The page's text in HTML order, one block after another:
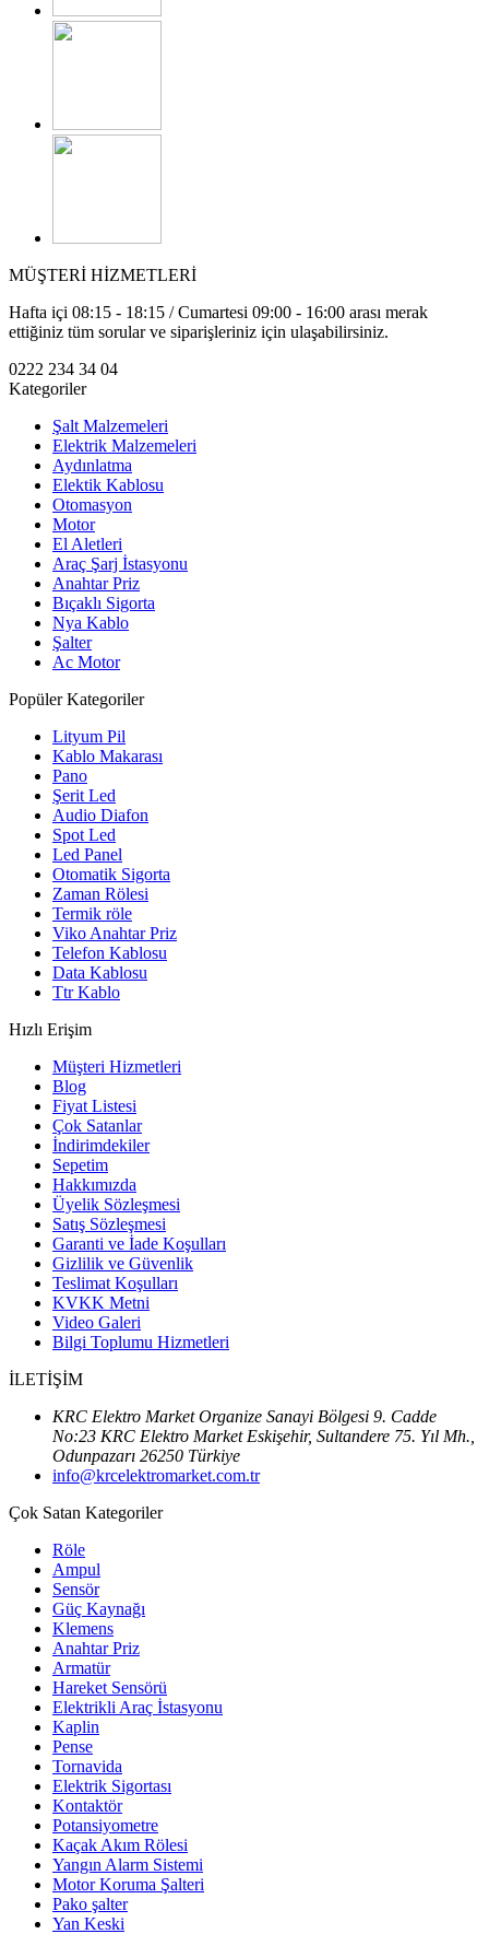
MÜŞTERİ HİZMETLERİ
Hafta içi 08:15 - 18:15 / Cumartesi 09:00 - 16:00 arası merak
ettiğiniz tüm sorular ve siparişleriniz için ulaşabilirsiniz.
0222 234 34 04
Kategoriler
Şalt Malzemeleri
Elektrik Malzemeleri
Aydınlatma
Elektik Kablosu
Otomasyon
Motor
El Aletleri
Araç Şarj İstasyonu
Anahtar Priz
Bıçaklı Sigorta
Nya Kablo
Şalter
Ac Motor
Popüler Kategoriler
Lityum Pil
Kablo Makarası
Pano
Şerit Led
Audio Diafon
Spot Led
Led Panel
Otomatik Sigorta
Zaman Rölesi
Termik röle
Viko Anahtar Priz
Telefon Kablosu
Data Kablosu
Ttr Kablo
Hızlı Erişim
Müşteri Hizmetleri
Blog
Fiyat Listesi
Çok Satanlar
İndirimdekiler
Sepetim
Hakkımızda
Üyelik Sözleşmesi
Satış Sözleşmesi
Garanti ve İade Koşulları
Gizlilik ve Güvenlik
Teslimat Koşulları
KVKK Metni
Video Galeri
Bilgi Toplumu Hizmetleri
İLETİŞİM
KRC Elektro Market Organize Sanayi Bölgesi 9. Cadde
No:23 KRC Elektro Market Eskişehir, Sultandere 75. Yıl Mh.,
Odunpazarı 26250 Türkiye
info@krcelektromarket.com.tr
Çok Satan Kategoriler
Röle
Ampul
Sensör
Güç Kaynağı
Klemens
Anahtar Priz
Armatür
Hareket Sensörü
Elektrikli Araç İstasyonu
Kaplin
Pense
Tornavida
Elektrik Sigortası
Kontaktör
Potansiyometre
Kaçak Akım Rölesi
Yangın Alarm Sistemi
Motor Koruma Şalteri
Pako şalter
Yan Keski